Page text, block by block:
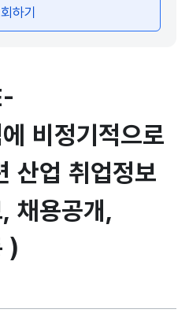
하기
비정기적으로
산업 취업정보
채용공개,
)